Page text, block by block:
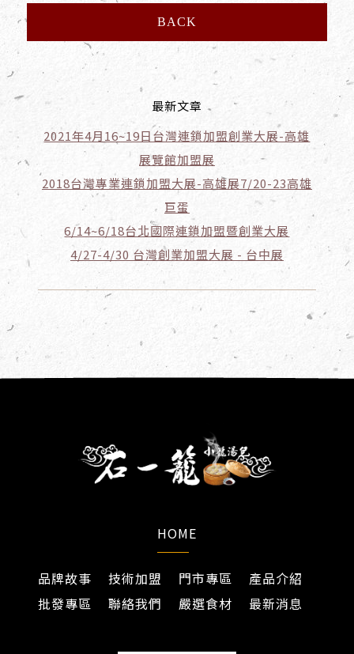
BACK
最新文章
2021年4月16~19日台灣連鎖加盟創業大展-高雄
展覽館加盟展
2018台灣專業連鎖加盟大展-高雄展7/20-23高雄
巨蛋
6/14~6/18台北國際連鎖加盟暨創業大展
4/27-4/30 台灣創業加盟大展 - 台中展
HOME
品牌故事 技術加盟 門市專區
產品介紹
批發專區
聯絡我們 嚴選食材 最新消息